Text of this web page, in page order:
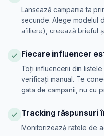
Lansează campania ta
secunde. Alege modelul
afiliere), creează brieful
Fiecare influencer
Toți influencerii din
verificați manual. Te
gata de campanii, nu cu
Tracking răspunsuri
Monitorizează ratele de